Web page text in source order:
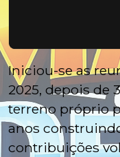
Iniciou-se as
2025, depois de
terreno próprio
anos
contribuições